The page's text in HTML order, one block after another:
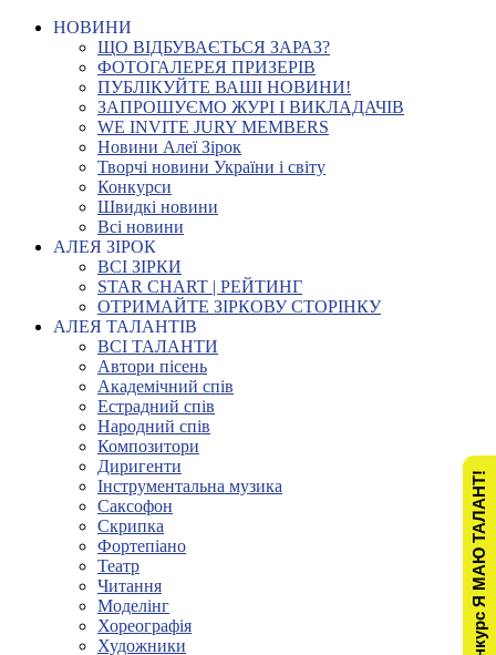
НОВИНИ
ЩО ВІДБУВАЄТЬСЯ ЗАРАЗ?
ФОТОГАЛЕРЕЯ ПРИЗЕРІВ
ПУБЛІКУЙТЕ ВАШІ НОВИНИ!
ЗАПРОШУЄМО ЖУРІ І ВИКЛАДАЧІВ
WE INVITE JURY MEMBERS
Новини Алеї Зірок
Творчі новини України і світу
Конкурси
Швидкі новини
Всі новини
АЛЕЯ ЗІРОК
ВСІ ЗІРКИ
STAR CHART | РЕЙТИНГ
ОТРИМАЙТЕ ЗІРКОВУ СТОРІНКУ
АЛЕЯ ТАЛАНТІВ
ВСІ ТАЛАНТИ
Автори пісень
Академічний спів
Естрадний спів
Народний спів
Композитори
Диригенти
Інструментальна музика
Саксофон
Скрипка
Фортепіано
Театр
Читання
Моделінг
Хореографія
Художники
Конкурс Я МАЮ ТАЛАНТ!